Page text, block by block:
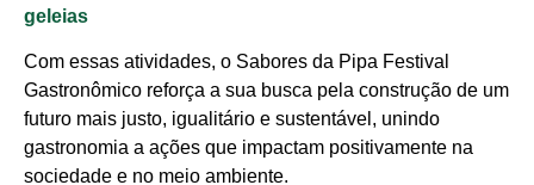
geleias
Com essas atividades, o Sabores da Pipa Festival
Gastronômico reforça a sua busca pela construção de um
futuro mais justo, igualitário e sustentável, unindo
gastronomia a ações que impactam positivamente na
sociedade e no meio ambiente.